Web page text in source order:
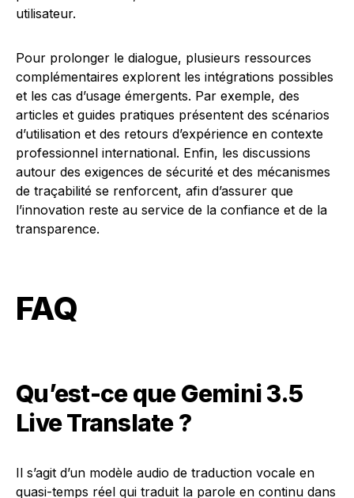
utilisateur.
Pour prolonger le dialogue, plusieurs ressources
complémentaires explorent les intégrations possibles
et les cas d’usage émergents. Par exemple, des
articles et guides pratiques présentent des scénarios
d’utilisation et des retours d’expérience en contexte
professionnel international. Enfin, les discussions
autour des exigences de sécurité et des mécanismes
de traçabilité se renforcent, afin d’assurer que
l’innovation reste au service de la confiance et de la
transparence.
FAQ
Qu’est-ce que Gemini 3.5
Live Translate ?
Il s’agit d’un modèle audio de traduction vocale en
quasi-temps réel qui traduit la parole en continu dans